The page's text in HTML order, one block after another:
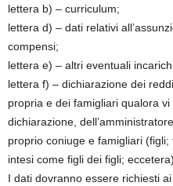
lettera b) – curriculum;
lettera d) – dati relativi
compensi;
lettera e) – altri eventuali
lettera f) – dichiarazione dei
propria e dei famigliari qualora
dichiarazione,
proprio coniuge e famigliari
intesi come figli dei figli;
I dati dovranno essere richiesti